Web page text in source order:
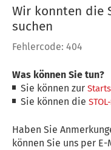
Wir konnten die
suchen
Fehlercode: 404
Was können Sie tun?
Sie können zur
Sie können die
Haben Sie
können Sie uns per E-